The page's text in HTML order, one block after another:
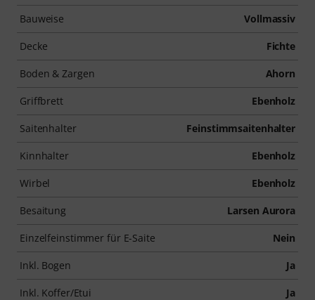
Bauweise Vollmassiv
Decke Fichte
Boden & Zargen Ahorn
Griffbrett Ebenholz
Saitenhalter Feinstimmsaitenhalter
Kinnhalter Ebenholz
Wirbel Ebenholz
Besaitung Larsen Aurora
Einzelfeinstimmer für E-Saite Nein
Inkl. Bogen Ja
Inkl. Koffer/Etui Ja